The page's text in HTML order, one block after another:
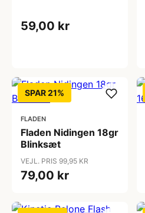
59,00 kr
SPAR 21%
FLADEN
Fladen Nidingen 18gr
Blinksæt
VEJL. PRIS 99,95 KR
79,00 kr